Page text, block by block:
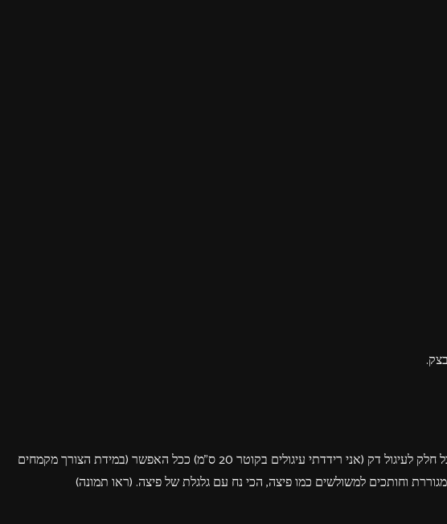
מוציאים מהמקרר ומחלקים את הבצק ל 3. מרדדים כל חלק לעיגול דק (אני רידדתי עיגולים בקוטר 20 ס"מ) ככל האפשר (במידת הצורך מקמחים
וחותכים למשולשים כמו פיצה, הכי נח עם גלגלת של פיצה. (ראו תמונה)